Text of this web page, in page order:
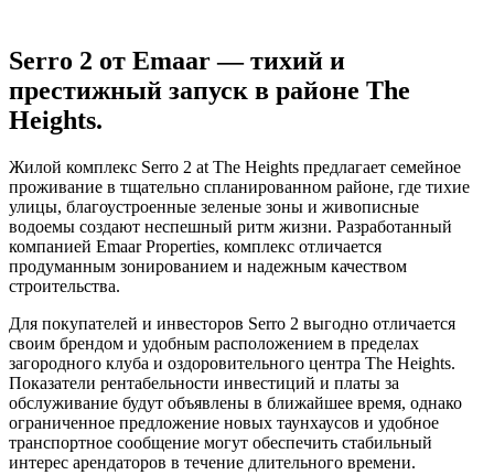
Serro 2 от Emaar — тихий и
престижный запуск в районе The
Heights.
Жилой комплекс Serro 2 at The Heights предлагает семейное
проживание в тщательно спланированном районе, где тихие
улицы, благоустроенные зеленые зоны и живописные
водоемы создают неспешный ритм жизни. Разработанный
компанией Emaar Properties, комплекс отличается
продуманным зонированием и надежным качеством
строительства.
Для покупателей и инвесторов Serro 2 выгодно отличается
своим брендом и удобным расположением в пределах
загородного клуба и оздоровительного центра The Heights.
Показатели рентабельности инвестиций и платы за
обслуживание будут объявлены в ближайшее время, однако
ограниченное предложение новых таунхаусов и удобное
транспортное сообщение могут обеспечить стабильный
интерес арендаторов в течение длительного времени.